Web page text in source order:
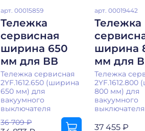
арт.00015859
Тележка
сервисная
ширина 650
мм для ВВ
Тележка сервисная
2YF.1612.650 (ширина
650 мм) для
вакуумного
выключателя
36 709 ₽
арт.00019442
Тележка
ширина
мм для
Тележка
2YF.1612.800
800 мм) для
вакуумного
выключателя
37 455 ₽